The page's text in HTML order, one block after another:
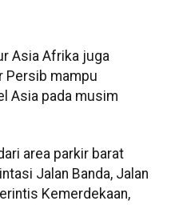
Asia Afrika juga
Persib mampu
Asia pada musim
area parkir barat
Jalan Banda, Jalan
Kemerdekaan,